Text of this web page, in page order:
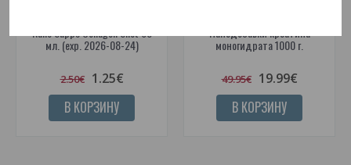
Nano Supps Collagen Shot 60
мл. (exp. 2026-08-24)
2.50€ 1.25€
В КОРЗИНУ
Нанодобавки креатина
моногидрата 1000 г.
49.95€ 19.99€
В КОРЗИНУ